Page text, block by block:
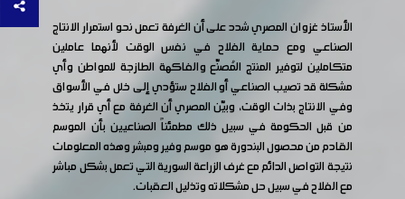
الأستاذ غزوان المصري شدد على أن الغرفة تعمل نحو استمرار الانتاج
الصناعي ومع حماية الفلاح في نفس الوقت لأنهما عاملين
متكاملين لتوفير المنتج المُصنّع والفاكهة الطازجة للمواطن وأي
مشكلة قد تصيب الصناعي أو الفلاح ستؤدي إلى خلل في الأسواق
وفي الانتاج بذات الوقت، وبيّن المصري أن الغرفة مع أي قرار يتخذ
من قبل الحكومة في سبيل ذلك مطمئناً الصناعيين بأن الموسم
القادم من محصول البندورة هو موسم وفير ومبشر وهذه المعلومات
نتيجة التواصل الدائم مع غرف الزراعة السورية التي تعمل بشكل مباشر
مع الفلاح في سبيل حل مشكلاته وتذليل العقبات.